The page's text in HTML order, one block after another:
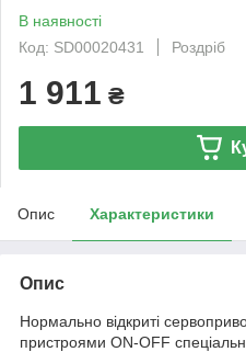
В наявності
Код: SD00020431
Роздріб
1 911 ₴
Опис Характеристики
Опис
Нормально відкриті
пристроями ON-OFF